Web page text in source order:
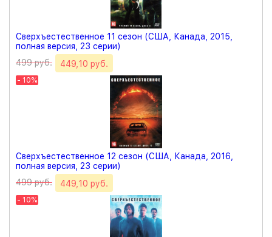
Сверхъестественное 11 сезон (США, Канада, 2015,
полная версия, 23 серии)
499 руб.
449,10 руб.
- 10%
Сверхъестественное 12 сезон (США, Канада, 2016,
полная версия, 23 серии)
499 руб.
449,10 руб.
- 10%